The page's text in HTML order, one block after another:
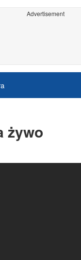
Advertisement
żywo